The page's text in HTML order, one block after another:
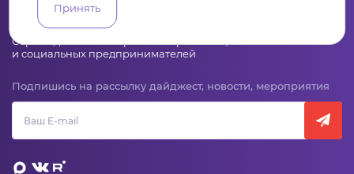
Сервис для некоммерческих организаций
и социальных предпринимателей
Подпишись на рассылку дайджест, новости, мероприятия
Принять